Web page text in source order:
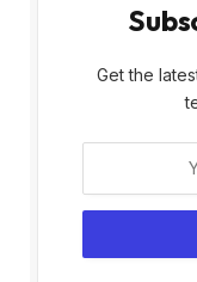
Get the